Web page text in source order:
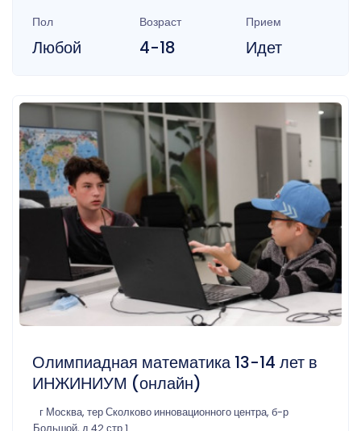
Пол
Любой
Возраст
4-18
Прием
Идет
Олимпиадная математика 13-14 лет в
ИНЖИНИУМ (онлайн)
г Москва, тер Сколково инновационного центра, б-р